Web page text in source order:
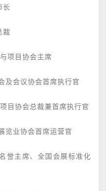
长
裁
项目协会主席
会议协会首席执行官
协会总裁兼首席执行官
业协会首席运营官
主席、全国会展标准化